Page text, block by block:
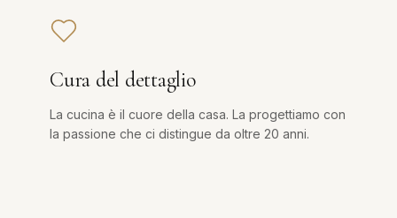
Cura del dettaglio
La cucina è il cuore della casa. La progettiamo con
la passione che ci distingue da oltre 20 anni.